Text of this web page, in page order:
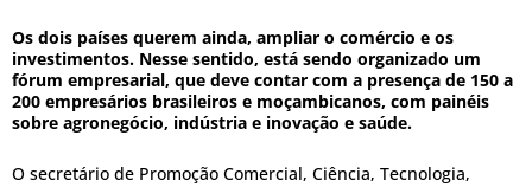
Os dois países querem ainda, ampliar o comércio e os
investimentos. Nesse sentido, está sendo organizado um
fórum empresarial, que deve contar com a presença de 150 a
200 empresários brasileiros e moçambicanos, com painéis
sobre agronegócio, indústria e inovação e saúde.
O secretário de Promoção Comercial, Ciência, Tecnologia,